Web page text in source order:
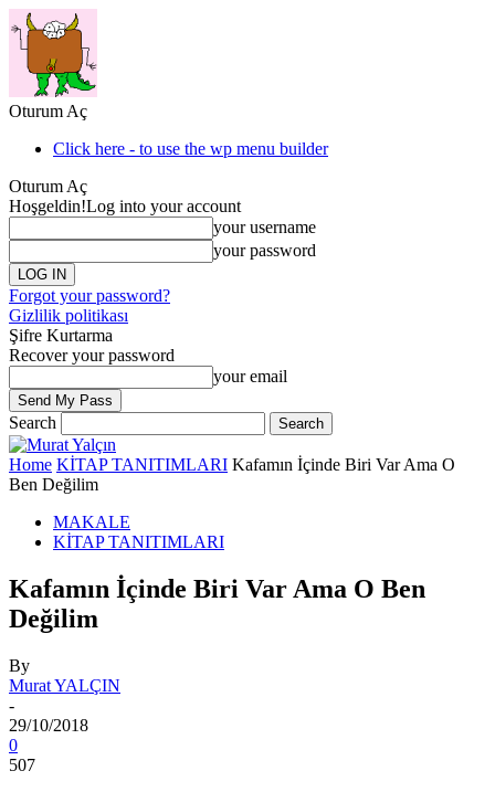
Oturum Aç
Click here - to use the wp menu builder
Oturum Aç
Hoşgeldin!Log into your account
your username
your password
Forgot your password?
Gizlilik politikası
Şifre Kurtarma
Recover your password
your email
Search
Home KİTAP TANITIMLARI Kafamın İçinde Biri Var Ama O
Ben Değilim
MAKALE
KİTAP TANITIMLARI
Kafamın İçinde Biri Var Ama O Ben
Değilim
By
Murat YALÇIN
-
29/10/2018
0
507